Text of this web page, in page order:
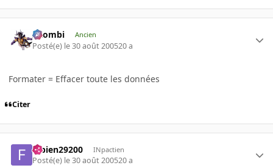
XZombi Ancien
Posté(e) le 30 août 200520 a
Formater = Effacer toute les données
Citer
fabien29200 INpactien
Posté(e) le 30 août 200520 a